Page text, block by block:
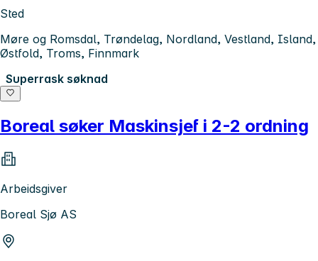
Sted
Møre og Romsdal, Trøndelag, Nordland, Vestland, Island,
Østfold, Troms, Finnmark
Superrask søknad
Boreal søker Maskinsjef i 2-2 ordning
Arbeidsgiver
Boreal Sjø AS